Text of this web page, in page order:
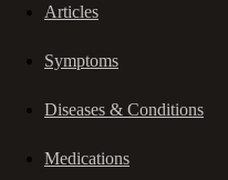
Articles
Symptoms
Diseases & Conditions
Medications